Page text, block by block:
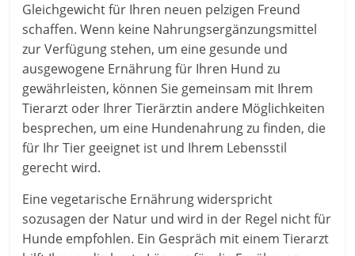
Gleichgewicht für Ihren neuen pelzigen Freund
schaffen. Wenn keine Nahrungsergänzungsmittel
zur Verfügung stehen, um eine gesunde und
ausgewogene Ernährung für Ihren Hund zu
gewährleisten, können Sie gemeinsam mit Ihrem
Tierarzt oder Ihrer Tierärztin andere Möglichkeiten
besprechen, um eine Hundenahrung zu finden, die
für Ihr Tier geeignet ist und Ihrem Lebensstil
gerecht wird.
Eine vegetarische Ernährung widerspricht
sozusagen der Natur und wird in der Regel nicht für
Hunde empfohlen. Ein Gespräch mit einem Tierarzt